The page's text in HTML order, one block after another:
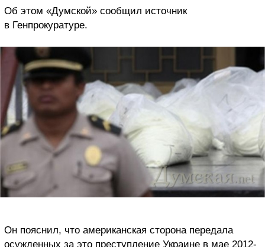
Об этом «Думской» сообщил источник
в Генпрокуратуре.
Он пояснил, что американская сторона передала
осужденных за это преступление Украине в мае 2012-